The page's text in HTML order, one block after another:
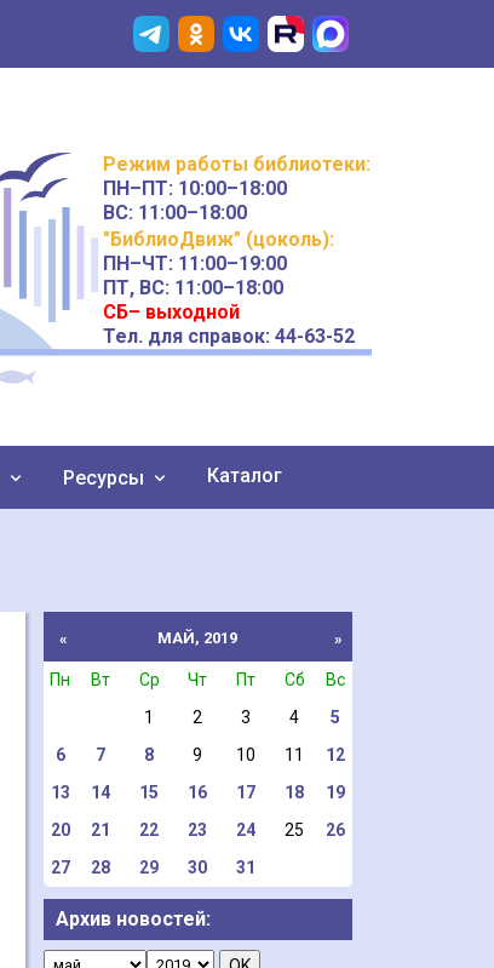
Режим работы библиотеки:
ПН–ПТ: 10:00–18:00
ВС: 11:00–18:00
"БиблиоДвиж" (цоколь):
ПН–ЧТ: 11:00–19:00
ПТ, ВС: 11:00–18:00
СБ– выходной
Тел. для справок: 44-63-52
Ресурсы Каталог
« МАЙ, 2019 »
Пн Вт Ср Чт Пт Сб
Вс
1
2 3 4
5
6
7 8 9 10 11
12
13
14 15 16 17 18
19
20
21 22 23 24 25
26
27
28 29 30 31
Архив новостей: